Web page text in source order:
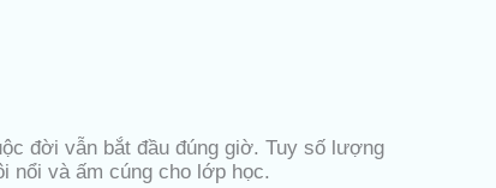
đời vẫn bắt đầu đúng giờ. Tuy số lượng
nổi và ấm cúng cho lớp học.